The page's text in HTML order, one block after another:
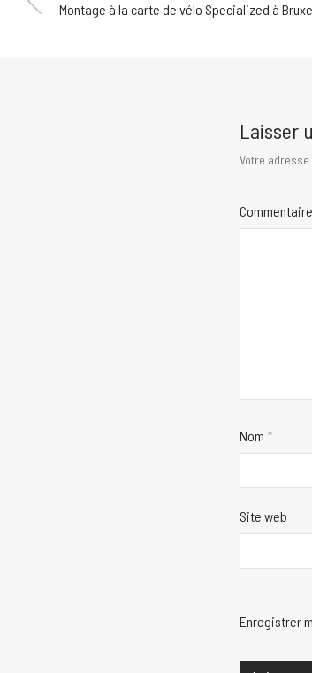
Montage à la carte de vélo Specialized à
Laisser
Votre
Commentaire
Nom *
Site web
Enregistrer